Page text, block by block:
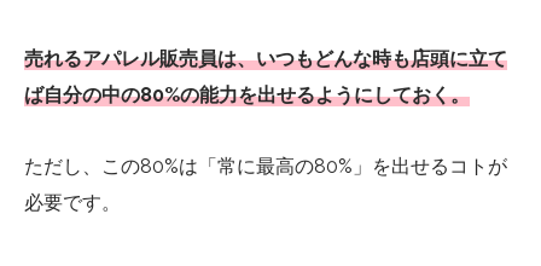
売れるアパレル販売員は、いつもどんな時も店頭に立て
ば自分の中の80%の能力を出せるようにしておく。
ただし、この80%は「常に最高の80%」を出せるコトが
必要です。